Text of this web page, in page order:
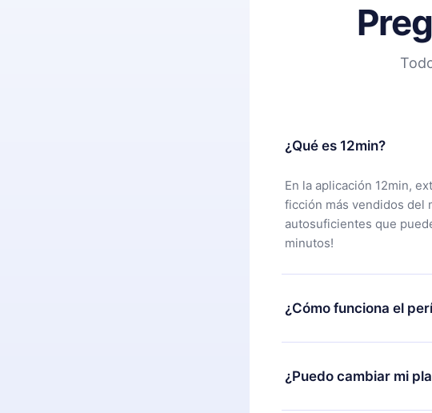
¿Qué es 12min?
En la aplicación 12min,
ficción más vendidos del
autosuficientes que
minutos!
¿Cómo funciona el
Puedes descargar
alguna razón no estás
nuestro equipo de
¿Puedo cambiar mi